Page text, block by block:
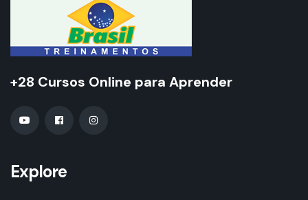
+28 Cursos Online para Aprender
Explore